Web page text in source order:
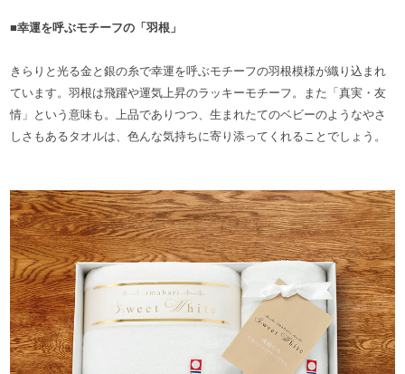
■幸運を呼ぶモチーフの「羽根」
きらりと光る金と銀の糸で幸運を呼ぶモチーフの羽根模様が織り込まれ
ています。羽根は飛躍や運気上昇のラッキーモチーフ。また「真実・友
情」という意味も。上品でありつつ、生まれたてのベビーのようなやさ
しさもあるタオルは、色んな気持ちに寄り添ってくれることでしょう。